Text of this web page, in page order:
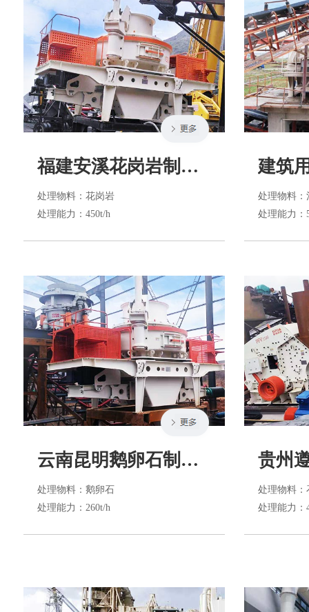
福建安溪花岗岩制砂生产线
处理物料 ：花岗岩
处理能力 ：450t/h
建筑
处理物料
处理能力
云南昆明鹅卵石制砂生产
处理物料 ：鹅卵石
处理能力 ：260t/h
处理物料
处理能力